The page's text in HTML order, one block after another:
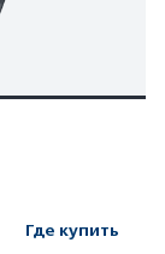
Где купить